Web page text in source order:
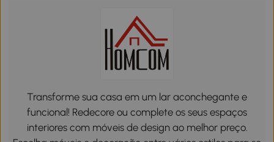
Transforme sua casa em um lar aconchegante e
funcional! Redecore ou complete os seus espaços
interiores com móveis de design ao melhor preço.